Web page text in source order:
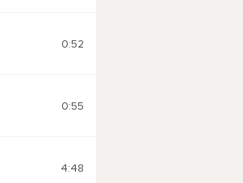
0:52
0:55
4:48